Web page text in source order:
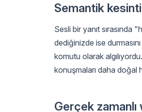
Semantik
Sesli bir yanıt
dediğinizde ise
komutu olarak
konuşmaları daha doğal
Gerçek